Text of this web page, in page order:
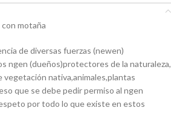
motaña
de diversas fuerzas (newen)
ngen (dueños)protectores de la naturaleza,
vegetación nativa,animales,plantas
que se debe pedir permiso al ngen
por todo lo que existe en estos